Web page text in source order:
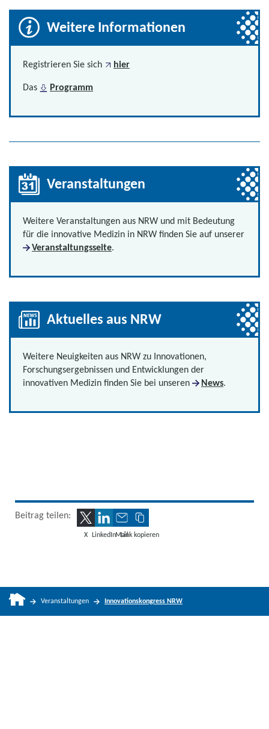
Weitere Informationen
Registrieren Sie sich
hier
Das
Programm
Veranstaltungen
Weitere Veranstaltungen aus NRW und mit Bedeutung
für die innovative Medizin in NRW finden Sie auf unserer
Veranstaltungsseite.
Aktuelles aus NRW
Weitere Neuigkeiten aus NRW zu Innovationen,
Forschungsergebnissen und Entwicklungen der
innovativen Medizin finden Sie bei unseren
News.
Beitrag teilen:
X LinkedInMailLink kopieren
Veranstaltungen Innovationskongress NRW